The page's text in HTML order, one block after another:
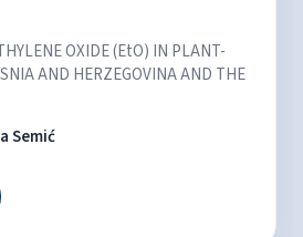
OXIDE (EtO) IN PLANT-
AND HERZEGOVINA AND THE
Semić